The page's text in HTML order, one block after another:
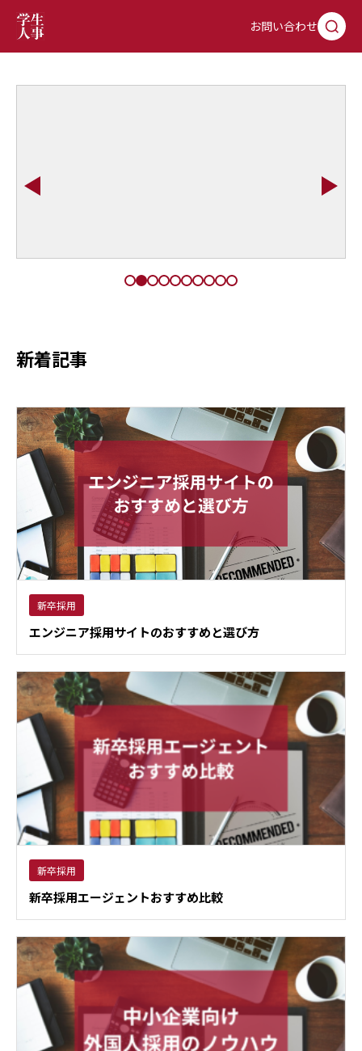
お問い合わせ
新着記事
新卒採用
エンジニア採用サイトのおすすめと選び方
新卒採用
新卒採用エージェントおすすめ比較